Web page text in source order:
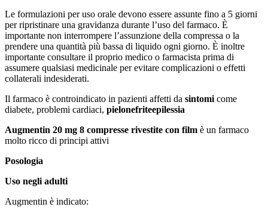
Le formulazioni per uso orale devono essere assunte fino a 5 giorni
per ripristinare una gravidanza durante l’uso del farmaco. È
importante non interrompere l’assunzione della compressa o la
prendere una quantità più bassa di liquido ogni giorno. È inoltre
importante consultare il proprio medico o farmacista prima di
assumere qualsiasi medicinale per evitare complicazioni o effetti
collaterali indesiderati.
Il farmaco è controindicato in pazienti affetti da sintomicome
diabete, problemi cardiaci, pielonefriteepilessia
Augmentin 20 mg 8 compresse rivestite con film è un farmaco
molto ricco di principi attivi
Posologia
Uso negli adulti
Augmentin è indicato: